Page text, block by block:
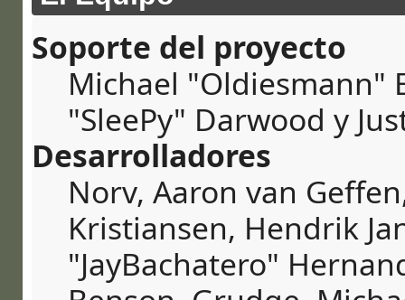
Soporte del proyecto
Michael "Oldiesmann"
"SleePy" Darwood y
Desarrolladores
Norv, Aaron van
Kristiansen, Hendrik
"JayBachatero"